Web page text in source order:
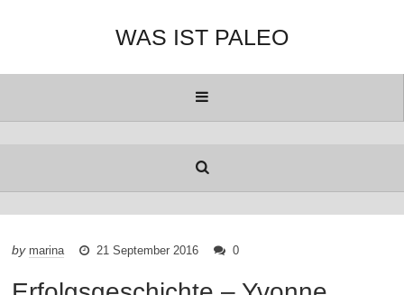
WAS IST PALEO
by marina 21 September 2016 0